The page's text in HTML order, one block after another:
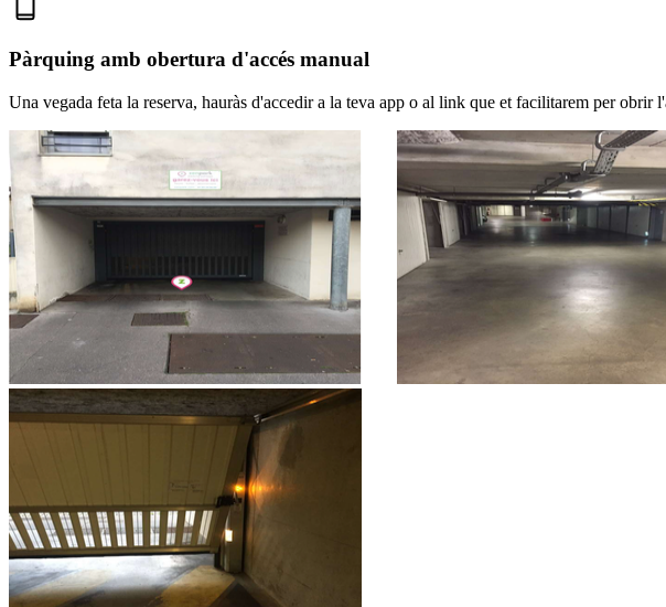
Pàrquing amb obertura d'accés manual
Una vegada feta la reserva, hauràs d'accedir a la teva app o al link que et facilitarem per obrir